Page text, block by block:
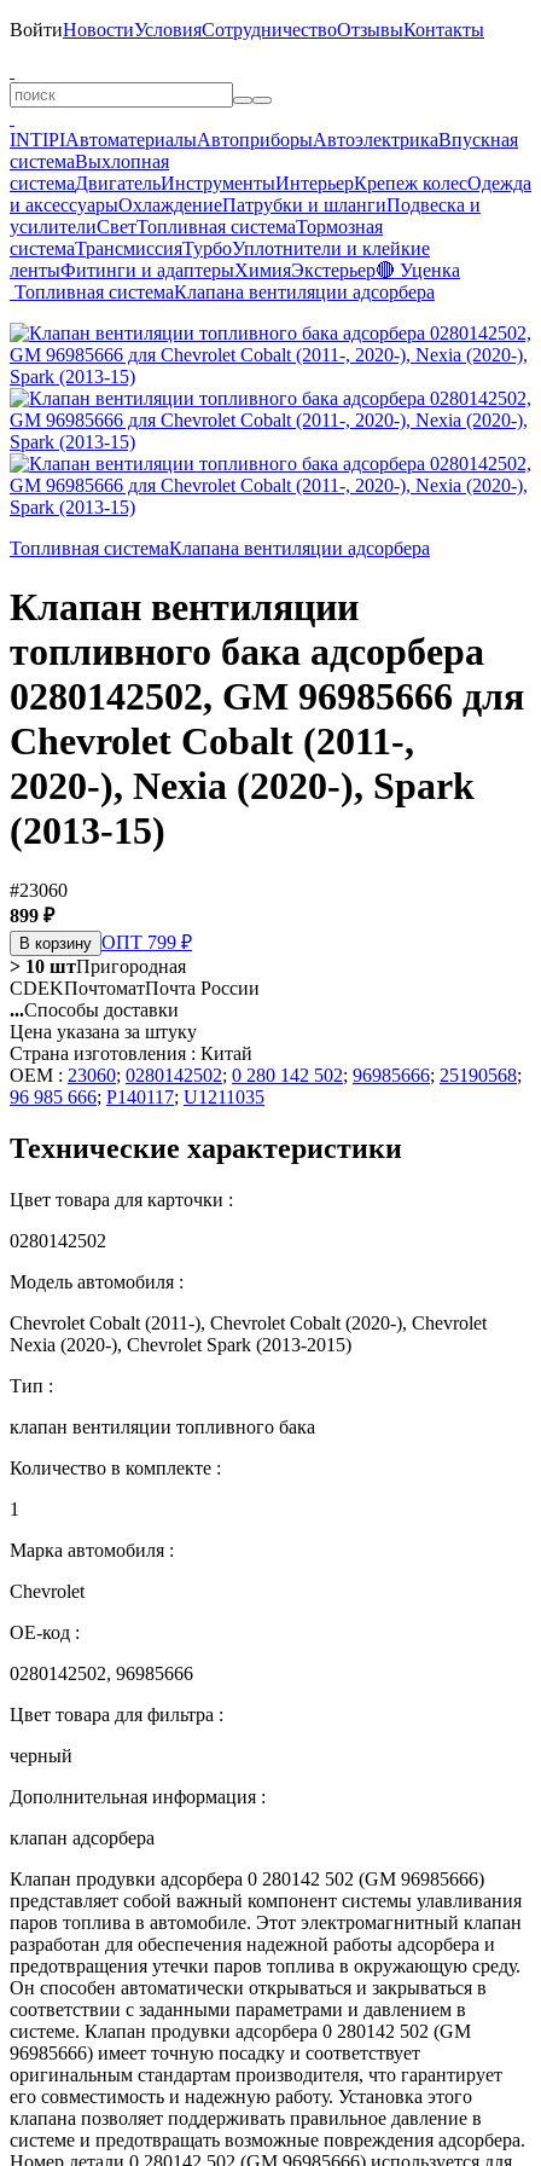
ВойтиНовостиУсловияСотрудничествоОтзывыКонтакты
INTIPIАвтоматериалыАвтоприборыАвтоэлектрикаВпускная
системаВыхлопная
системаДвигательИнструментыИнтерьерКрепеж колесОдежда
и аксессуарыОхлаждениеПатрубки и шлангиПодвеска и
усилителиСветТопливная системаТормозная
системаТрансмиссияТурбоУплотнители и клейкие
лентыФитинги и адаптерыХимияЭкстерьер🔴 Уценка
Топливная системаКлапана вентиляции адсорбера
Топливная системаКлапана вентиляции адсорбера
Клапан вентиляции
топливного бака адсорбера
0280142502, GM 96985666 для
Chevrolet Cobalt (2011-,
2020-), Nexia (2020-), Spark
(2013-15)
#23060
899 ₽
В корзину ОПТ 799 ₽
> 10 штПригородная
CDEKПочтоматПочта России
...Способы доставки
Цена указана за штуку
Страна изготовления : Китай
OEM : 23060; 0280142502; 0 280 142 502; 96985666; 25190568;
96 985 666; P140117; U1211035
Технические характеристики
Цвет товара для карточки :
0280142502
Модель автомобиля :
Chevrolet Cobalt (2011-), Chevrolet Cobalt (2020-), Chevrolet
Nexia (2020-), Chevrolet Spark (2013-2015)
Тип :
клапан вентиляции топливного бака
Количество в комплекте :
1
Марка автомобиля :
Chevrolet
OE-код :
0280142502, 96985666
Цвет товара для фильтра :
черный
Дополнительная информация :
клапан адсорбера
Клапан продувки адсорбера 0 280142 502 (GM 96985666)
представляет собой важный компонент системы улавливания
паров топлива в автомобиле. Этот электромагнитный клапан
разработан для обеспечения надежной работы адсорбера и
предотвращения утечки паров топлива в окружающую среду.
Он способен автоматически открываться и закрываться в
соответствии с заданными параметрами и давлением в
системе. Клапан продувки адсорбера 0 280142 502 (GM
96985666) имеет точную посадку и соответствует
оригинальным стандартам производителя, что гарантирует
его совместимость и надежную работу. Установка этого
клапана позволяет поддерживать правильное давление в
системе и предотвращать возможные повреждения адсорбера.
Номер детали 0 280142 502 (GM 96985666) используется для